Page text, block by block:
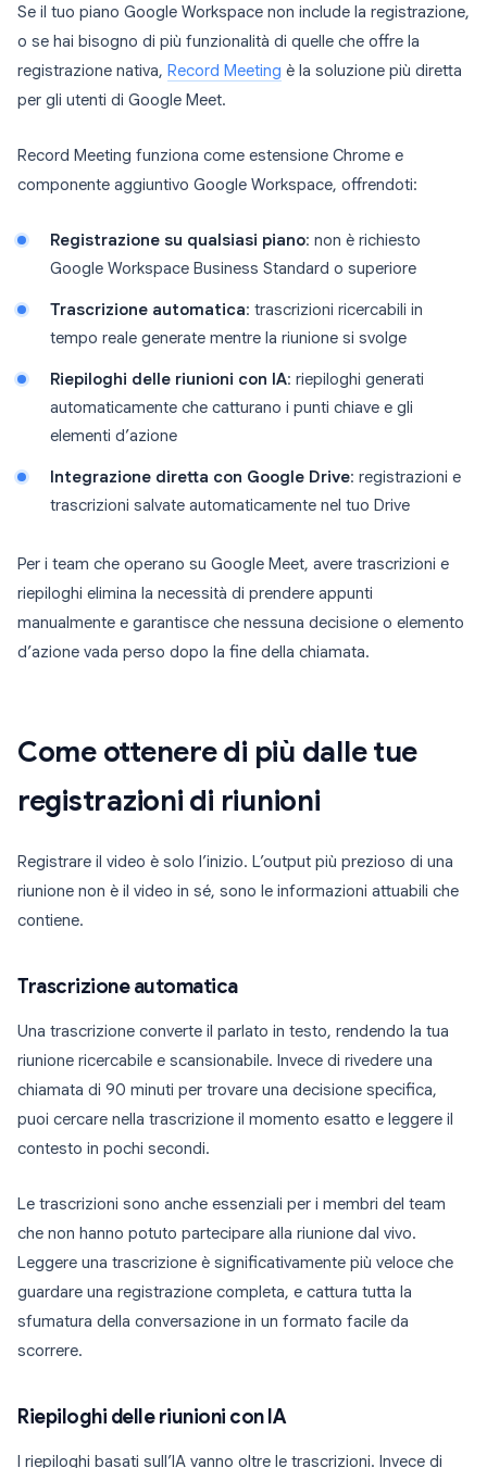
Se il tuo piano Google Workspace non include la registrazione,
o se hai bisogno di più funzionalità di quelle che offre la
registrazione nativa, Record Meeting è la soluzione più diretta
per gli utenti di Google Meet.
Record Meeting funziona come estensione Chrome e
componente aggiuntivo Google Workspace, offrendoti:
Registrazione su qualsiasi piano: non è richiesto
Google Workspace Business Standard o superiore
Trascrizione automatica: trascrizioni ricercabili in
tempo reale generate mentre la riunione si svolge
Riepiloghi delle riunioni con IA: riepiloghi generati
automaticamente che catturano i punti chiave e gli
elementi d’azione
Integrazione diretta con Google Drive: registrazioni e
trascrizioni salvate automaticamente nel tuo Drive
Per i team che operano su Google Meet, avere trascrizioni e
riepiloghi elimina la necessità di prendere appunti
manualmente e garantisce che nessuna decisione o elemento
d’azione vada perso dopo la fine della chiamata.
Come ottenere di più dalle tue
registrazioni di riunioni
Registrare il video è solo l’inizio. L’output più prezioso di una
riunione non è il video in sé, sono le informazioni attuabili che
contiene.
Trascrizione automatica
Una trascrizione converte il parlato in testo, rendendo la tua
riunione ricercabile e scansionabile. Invece di rivedere una
chiamata di 90 minuti per trovare una decisione specifica,
puoi cercare nella trascrizione il momento esatto e leggere il
contesto in pochi secondi.
Le trascrizioni sono anche essenziali per i membri del team
che non hanno potuto partecipare alla riunione dal vivo.
Leggere una trascrizione è significativamente più veloce che
guardare una registrazione completa, e cattura tutta la
sfumatura della conversazione in un formato facile da
scorrere.
Riepiloghi delle riunioni con IA
I riepiloghi basati sull’IA vanno oltre le trascrizioni. Invece di